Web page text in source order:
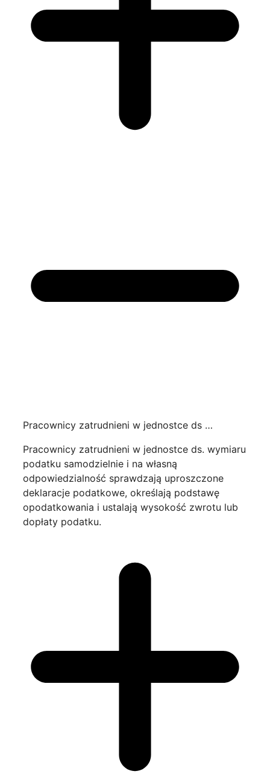
Pracownicy zatrudnieni w jednostce ds …
Pracownicy zatrudnieni w jednostce ds. wymiaru
podatku samodzielnie i na własną
odpowiedzialność sprawdzają uproszczone
deklaracje podatkowe, określają podstawę
opodatkowania i ustalają wysokość zwrotu lub
dopłaty podatku.